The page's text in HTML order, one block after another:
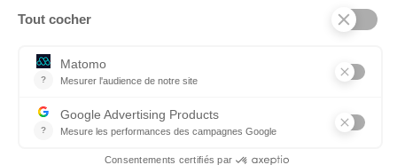
sécurité. ”
Jérôme Pierre explique que, comme dans
d’autres lycées professionnels maritimes de
France,« nous sommes libres de proposer les
activités que nous souhaitons […], mais la